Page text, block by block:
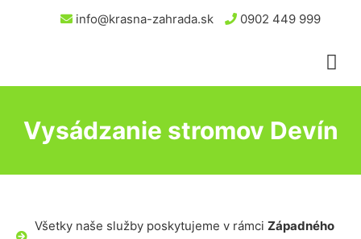
info@krasna-zahrada.sk 0902 449 999
Vysádzanie stromov Devín
Všetky naše služby poskytujeme v rámci Západného